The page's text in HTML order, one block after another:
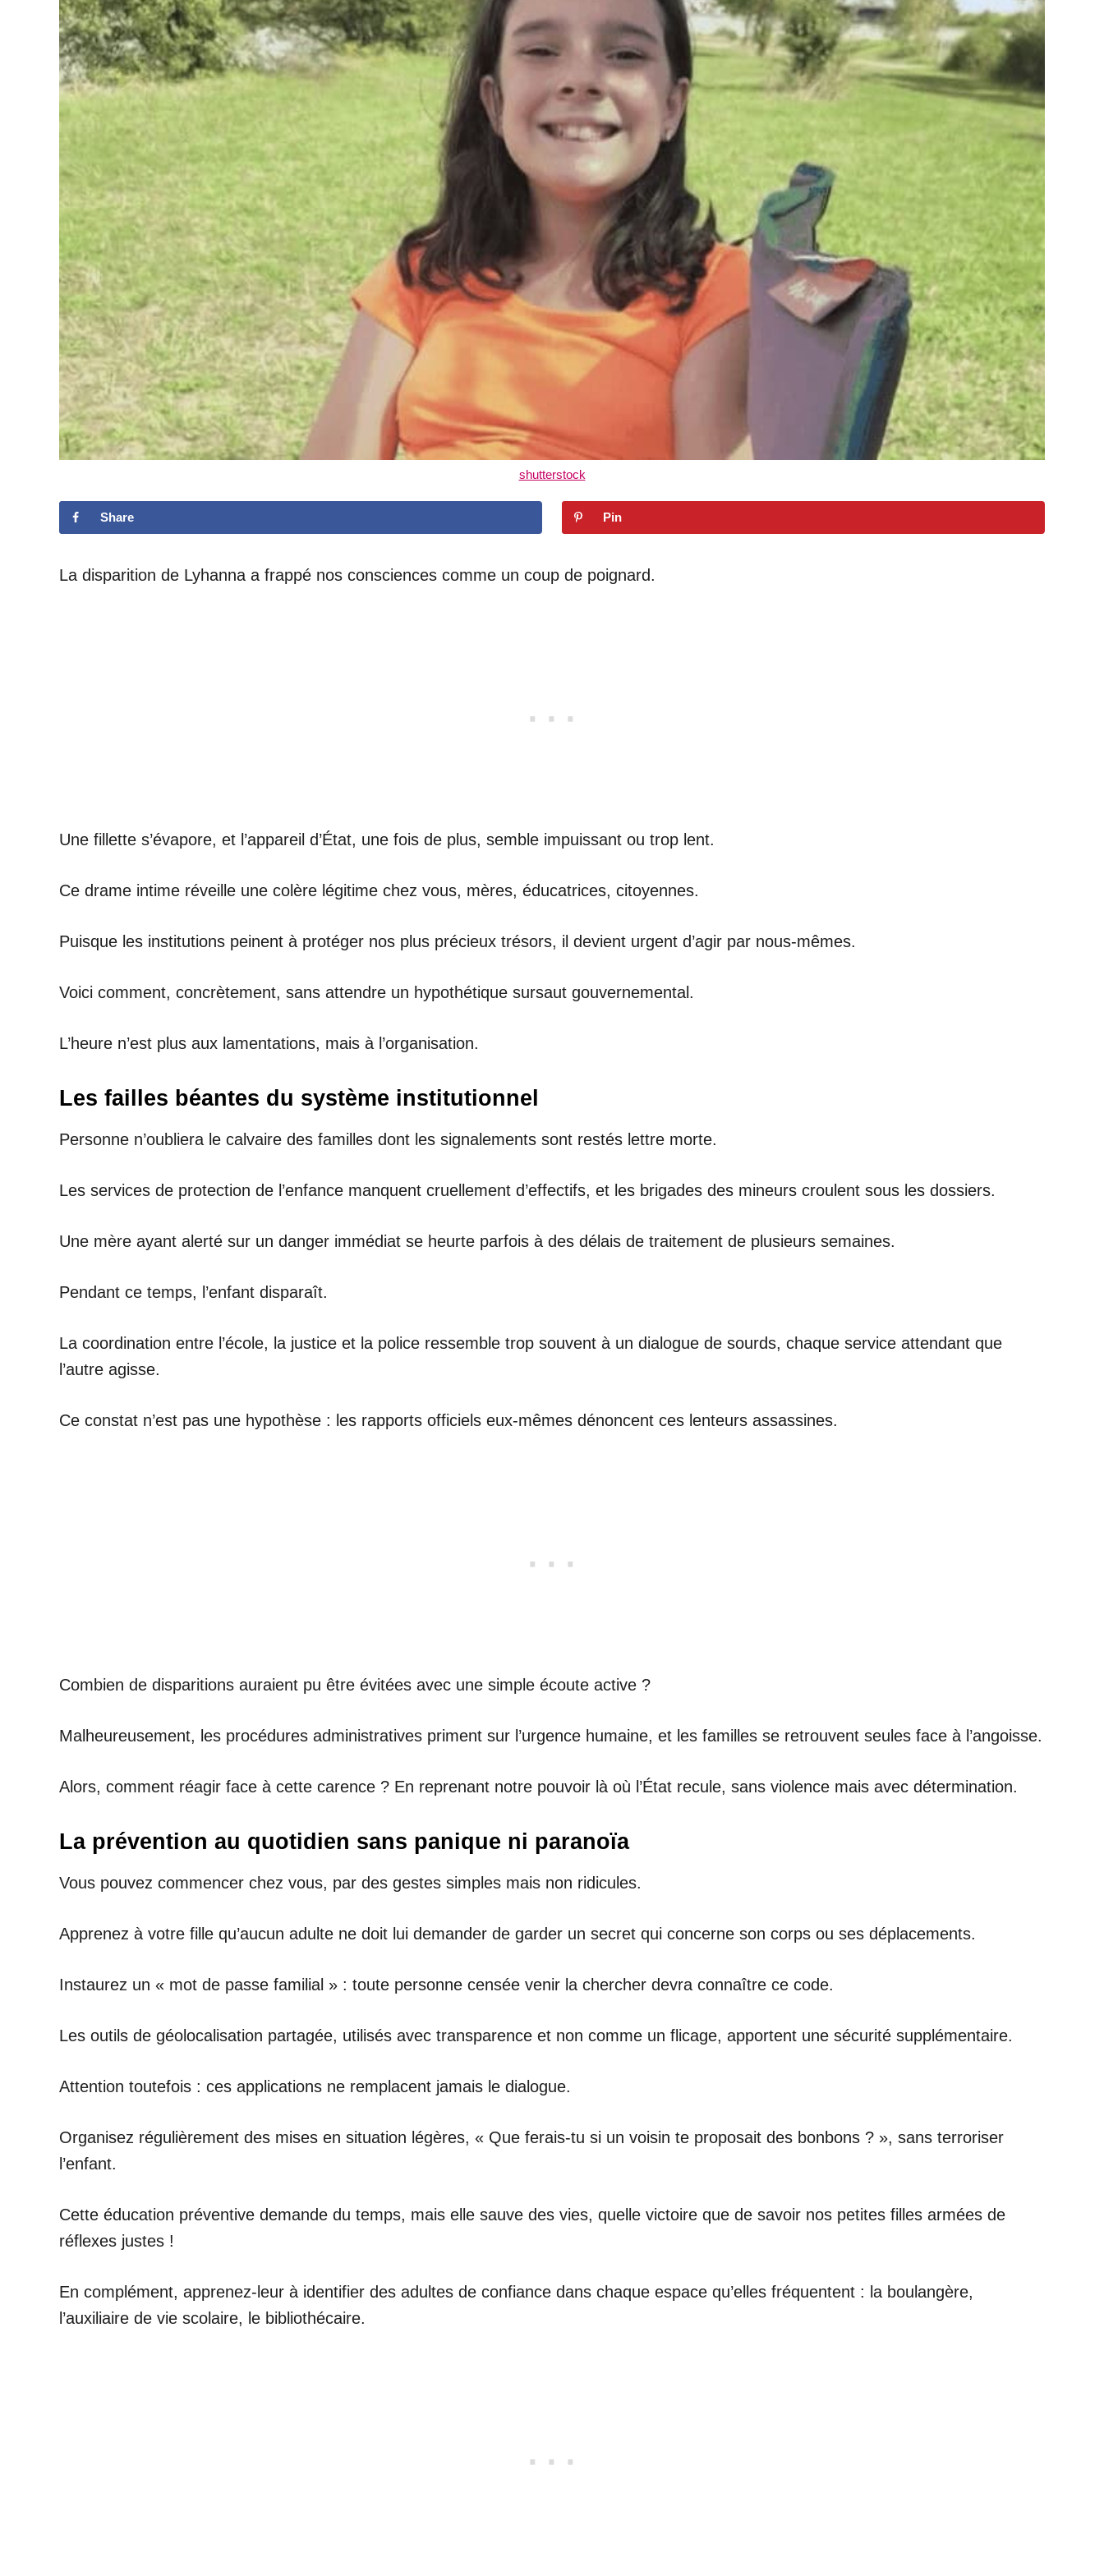
shutterstock
Share Pin
La disparition de Lyhanna a frappé nos consciences comme un coup de poignard.
Une fillette s’évapore, et l’appareil d’État, une fois de plus, semble impuissant ou trop lent.
Ce drame intime réveille une colère légitime chez vous, mères, éducatrices, citoyennes.
Puisque les institutions peinent à protéger nos plus précieux trésors, il devient urgent d’agir par nous-mêmes.
Voici comment, concrètement, sans attendre un hypothétique sursaut gouvernemental.
L’heure n’est plus aux lamentations, mais à l’organisation.
Les failles béantes du système institutionnel
Personne n’oubliera le calvaire des familles dont les signalements sont restés lettre morte.
Les services de protection de l’enfance manquent cruellement d’effectifs, et les brigades des mineurs croulent sous les dossiers.
Une mère ayant alerté sur un danger immédiat se heurte parfois à des délais de traitement de plusieurs semaines.
Pendant ce temps, l’enfant disparaît.
La coordination entre l’école, la justice et la police ressemble trop souvent à un dialogue de sourds, chaque service attendant que
l’autre agisse.
Ce constat n’est pas une hypothèse : les rapports officiels eux-mêmes dénoncent ces lenteurs assassines.
Combien de disparitions auraient pu être évitées avec une simple écoute active ?
Malheureusement, les procédures administratives priment sur l’urgence humaine, et les familles se retrouvent seules face à l’angoisse.
Alors, comment réagir face à cette carence ? En reprenant notre pouvoir là où l’État recule, sans violence mais avec détermination.
La prévention au quotidien sans panique ni paranoïa
Vous pouvez commencer chez vous, par des gestes simples mais non ridicules.
Apprenez à votre fille qu’aucun adulte ne doit lui demander de garder un secret qui concerne son corps ou ses déplacements.
Instaurez un « mot de passe familial » : toute personne censée venir la chercher devra connaître ce code.
Les outils de géolocalisation partagée, utilisés avec transparence et non comme un flicage, apportent une sécurité supplémentaire.
Attention toutefois : ces applications ne remplacent jamais le dialogue.
Organisez régulièrement des mises en situation légères, « Que ferais-tu si un voisin te proposait des bonbons ? », sans terroriser
l’enfant.
Cette éducation préventive demande du temps, mais elle sauve des vies, quelle victoire que de savoir nos petites filles armées de
réflexes justes !
En complément, apprenez-leur à identifier des adultes de confiance dans chaque espace qu’elles fréquentent : la boulangère,
l’auxiliaire de vie scolaire, le bibliothécaire.